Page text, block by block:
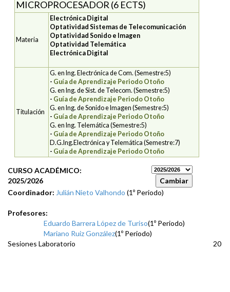
MICROPROCESADOR (6 ECTS)
Materia
Electrónica Digital
Optatividad Sistemas de Telecomunicación
Optatividad Sonido e Imagen
Optatividad Telemática
Electrónica Digital
Titulación
G. en Ing. Electrónica de Com. (Semestre:5)
- Guía de Aprendizaje Periodo Otoño
G. en Ing. de Sist. de Telecom. (Semestre:5)
- Guía de Aprendizaje Periodo Otoño
G. en Ing. de Sonido e Imagen (Semestre:5)
- Guía de Aprendizaje Periodo Otoño
G. en Ing. Telemática (Semestre:5)
- Guía de Aprendizaje Periodo Otoño
D.G.Ing.Electrónica y Telemática (Semestre:7)
- Guía de Aprendizaje Periodo Otoño
CURSO ACADÉMICO:
2025/2026
Coordinador: Julián Nieto Valhondo (1º Periodo)
Profesores:
Eduardo Barrera López de Turiso(1º Periodo)
Mariano Ruiz González(1º Periodo)
Sesiones Laboratorio
20